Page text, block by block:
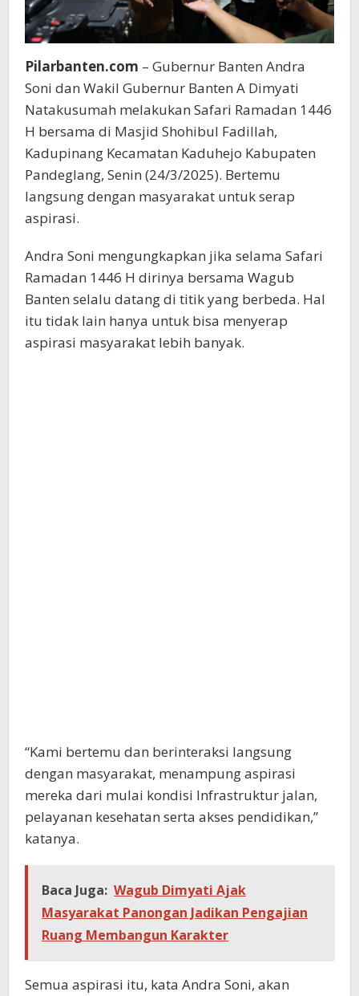
Pilarbanten.com – Gubernur Banten Andra
Soni dan Wakil Gubernur Banten A Dimyati
Natakusumah melakukan Safari Ramadan 1446
H bersama di Masjid Shohibul Fadillah,
Kadupinang Kecamatan Kaduhejo Kabupaten
Pandeglang, Senin (24/3/2025). Bertemu
langsung dengan masyarakat untuk serap
aspirasi.
Andra Soni mengungkapkan jika selama Safari
Ramadan 1446 H dirinya bersama Wagub
Banten selalu datang di titik yang berbeda. Hal
itu tidak lain hanya untuk bisa menyerap
aspirasi masyarakat lebih banyak.
“Kami bertemu dan berinteraksi langsung
dengan masyarakat, menampung aspirasi
mereka dari mulai kondisi Infrastruktur jalan,
pelayanan kesehatan serta akses pendidikan,”
katanya.
Baca Juga: Wagub Dimyati Ajak
Masyarakat Panongan Jadikan Pengajian
Ruang Membangun Karakter
Semua aspirasi itu, kata Andra Soni, akan